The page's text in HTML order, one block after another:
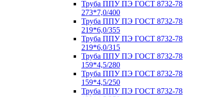
Труба ППУ ПЭ ГОСТ 8732-78
273*7,0/400
Труба ППУ ПЭ ГОСТ 8732-78
219*6,0/355
Труба ППУ ПЭ ГОСТ 8732-78
219*6,0/315
Труба ППУ ПЭ ГОСТ 8732-78
159*4,5/280
Труба ППУ ПЭ ГОСТ 8732-78
159*4,5/250
Труба ППУ ПЭ ГОСТ 8732-78